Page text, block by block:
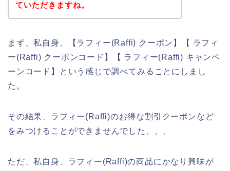
ていただきますね。
まず、私自身、【ラフィー(Raffi) クーポン】【 ラフィ
ー(Raffi) クーポンコード】【 ラフィー(Raffi) キャンペ
ーンコード】という感じで調べてみることにしまし
た。
その結果、ラフィー(Raffi)のお得な割引クーポンなど
をみつけることができませんでした、、、
ただ、私自身、ラフィー(Raffi)の商品にかなり興味が